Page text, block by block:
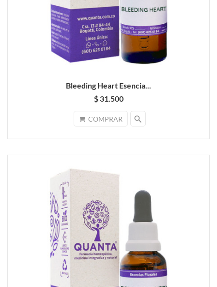
Bleeding Heart Esencia...
$ 31.500
COMPRAR search